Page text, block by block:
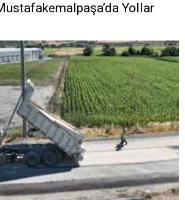
Yollar